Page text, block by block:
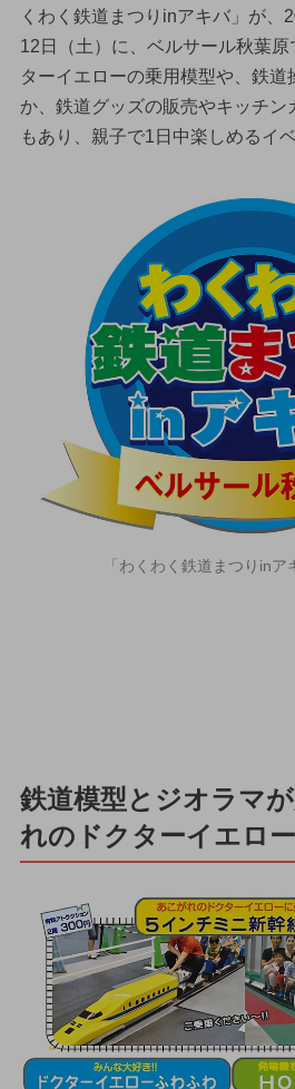
くわく鉄道まつりinアキバ」が、
12日（土）に、ベルサール秋葉原
ターイエローの乗用模型や、鉄道
か、鉄道グッズの販売やキッチン
もあり、親子で1日中楽しめるイ
「わくわく鉄道まつりinア
鉄道模型とジオラマ
れのドクターイエロ